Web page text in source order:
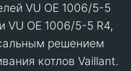
VU OE 1006/5-5
VU OE 1006/5-5 R4,
решением
котлов Vaillant.